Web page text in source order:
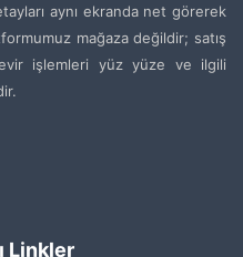
aynı ekranda net görerek
mağaza değildir; satış
işlemleri yüz yüze ve ilgili
Linkler